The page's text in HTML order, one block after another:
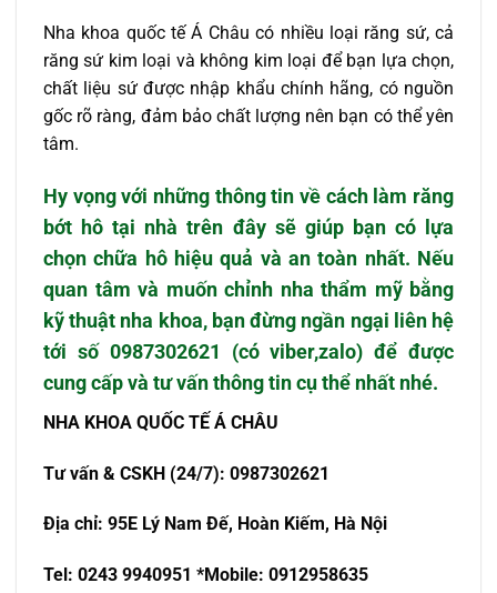
Nha khoa quốc tế Á Châu có nhiều loại răng sứ, cả
răng sứ kim loại và không kim loại để bạn lựa chọn,
chất liệu sứ được nhập khẩu chính hãng, có nguồn
gốc rõ ràng, đảm bảo chất lượng nên bạn có thể yên
tâm.
Hy vọng với những thông tin về cách làm răng
bớt hô tại nhà trên đây sẽ giúp bạn có lựa
chọn chữa hô hiệu quả và an toàn nhất. Nếu
quan tâm và muốn chỉnh nha thẩm mỹ bằng
kỹ thuật nha khoa, bạn đừng ngần ngại liên hệ
tới số 0987302621 (có viber,zalo) để được
cung cấp và tư vấn thông tin cụ thể nhất nhé.
NHA KHOA QUỐC TẾ Á CHÂU
Tư vấn & CSKH (24/7): 0987302621
Địa chỉ: 95E Lý Nam Đế, Hoàn Kiếm, Hà Nội
Tel: 0243 9940951 *Mobile: 0912958635